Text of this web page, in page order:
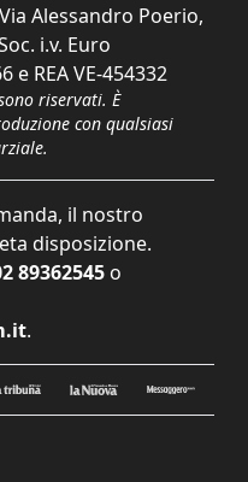
Alessandro Poerio,
i.v. Euro
e REA VE-454332
riservati. È
con qualsiasi
il nostro
disposizione.
89362545 o
.